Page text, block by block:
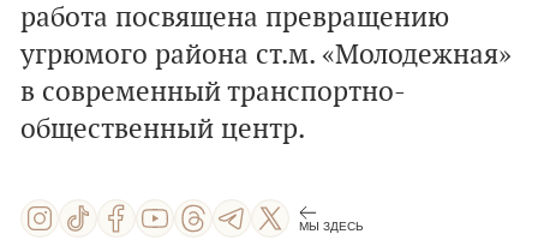
работа посвящена превращению
угрюмого района ст.м. «Молодежная»
в современный транспортно-
общественный центр.
МЫ ЗДЕСЬ